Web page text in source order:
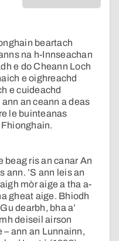
beartach
na h-Innseachan
e do Cheann Loch
e oighreachd
e cuideachd
an ceann a deas
le buinteanas
beag ris an canar An
ann. ’S ann leis an
mòr aige a tha a-
gheat aige. Bhiodh
dearbh, bha a’
deiseil airson
– ann an Lunnainn,